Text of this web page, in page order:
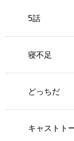
5話
寝不足
どっちだ
キャストト